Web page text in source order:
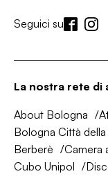
Seguici su
La nostra rete di
About Bologna
Bologna Città
Berberè
Camera
Cubo Unipol